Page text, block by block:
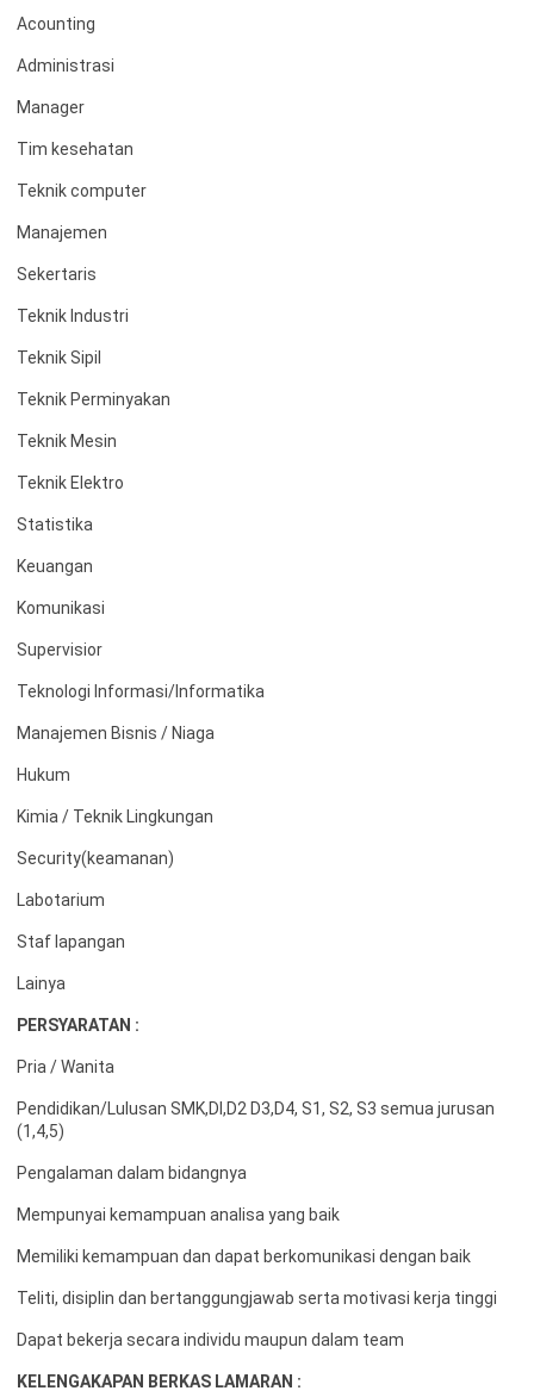
Acounting
Administrasi
Manager
Tim kesehatan
Teknik computer
Manajemen
Sekertaris
Teknik Industri
Teknik Sipil
Teknik Perminyakan
Teknik Mesin
Teknik Elektro
Statistika
Keuangan
Komunikasi
Supervisior
Teknologi Informasi/Informatika
Manajemen Bisnis / Niaga
Hukum
Kimia / Teknik Lingkungan
Security(keamanan)
Labotarium
Staf lapangan
Lainya
PERSYARATAN :
Pria / Wanita
Pendidikan/Lulusan SMK,DI,D2 D3,D4, S1, S2, S3 semua jurusan
(1,4,5)
Pengalaman dalam bidangnya
Mempunyai kemampuan analisa yang baik
Memiliki kemampuan dan dapat berkomunikasi dengan baik
Teliti, disiplin dan bertanggungjawab serta motivasi kerja tinggi
Dapat bekerja secara individu maupun dalam team
KELENGAKAPAN BERKAS LAMARAN :